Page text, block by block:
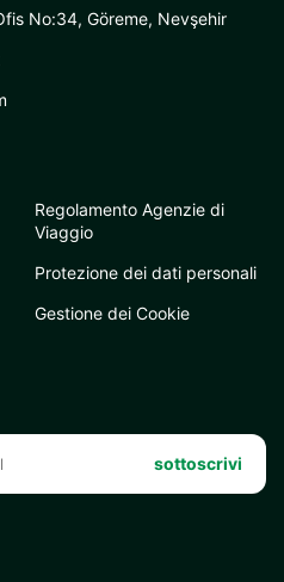
No:34, Göreme, Nevşehir
Regolamento Agenzie di
Viaggio
Protezione dei dati personali
Gestione dei Cookie
sottoscrivi